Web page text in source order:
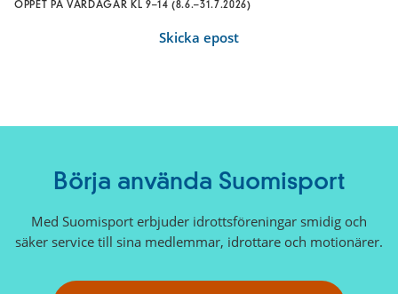
ÖPPET PÅ VARDAGAR KL 9–14 (8.6.–31.7.2026)
Skicka epost
Börja använda Suomisport
Med Suomisport erbjuder idrottsföreningar smidig och
säker service till sina medlemmar, idrottare och motionärer.